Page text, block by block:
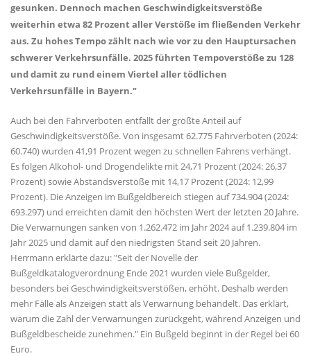
gesunken. Dennoch machen Geschwindigkeitsverstöße
weiterhin etwa 82 Prozent aller Verstöße im fließenden Verkehr
aus. Zu hohes Tempo zählt nach wie vor zu den Hauptursachen
schwerer Verkehrsunfälle. 2025 führten Tempoverstöße zu 128
und damit zu rund einem Viertel aller tödlichen
Verkehrsunfälle in Bayern."
Auch bei den Fahrverboten entfällt der größte Anteil auf
Geschwindigkeitsverstöße. Von insgesamt 62.775 Fahrverboten (2024:
60.740) wurden 41,91 Prozent wegen zu schnellen Fahrens verhängt.
Es folgen Alkohol- und Drogendelikte mit 24,71 Prozent (2024: 26,37
Prozent) sowie Abstandsverstöße mit 14,17 Prozent (2024: 12,99
Prozent). Die Anzeigen im Bußgeldbereich stiegen auf 734.904 (2024:
693.297) und erreichten damit den höchsten Wert der letzten 20 Jahre.
Die Verwarnungen sanken von 1.262.472 im Jahr 2024 auf 1.239.804 im
Jahr 2025 und damit auf den niedrigsten Stand seit 20 Jahren.
Herrmann erklärte dazu: "Seit der Novelle der
Bußgeldkatalogverordnung Ende 2021 wurden viele Bußgelder,
besonders bei Geschwindigkeitsverstößen, erhöht. Deshalb werden
mehr Fälle als Anzeigen statt als Verwarnung behandelt. Das erklärt,
warum die Zahl der Verwarnungen zurückgeht, während Anzeigen und
Bußgeldbescheide zunehmen." Ein Bußgeld beginnt in der Regel bei 60
Euro.